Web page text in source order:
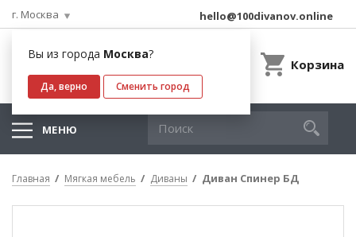
г. Москва
Вы из города Москва?
Да, верно Сменить город
hello@100divanov.online
Корзина
МЕНЮ
Главная Мягкая мебель Диваны Диван Спинер БД